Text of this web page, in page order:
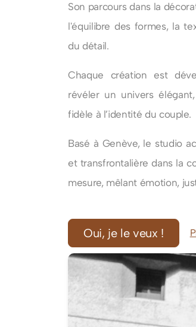
Son parcours dans la
l'équilibre des formes, la
du détail.
Chaque création est
révéler un univers
fidèle à l’identité du couple.
Basé à Genève, le studio
et transfrontalière dans la
mesure, mêlant émotion,
Oui, je le veux !